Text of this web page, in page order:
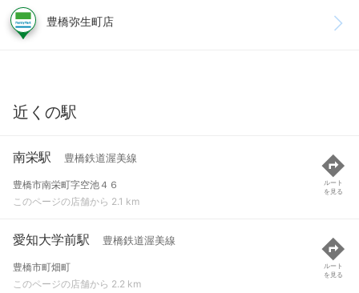
豊橋弥生町店
近くの駅
南栄駅 豊橋鉄道渥美線
豊橋市南栄町字空池４６
このページの店舗から 2.1 km
ルート
を見る
愛知大学前駅 豊橋鉄道渥美線
豊橋市町畑町
このページの店舗から 2.2 km
ルート
を見る